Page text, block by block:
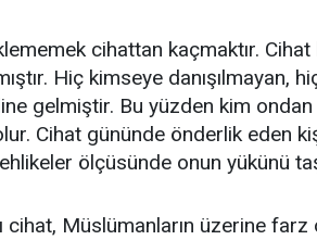
cihattan kaçmaktır.
Hiç kimseye danışılmayan,
gelmiştir. Bu yüzden kim
Cihat gününde önderlik eden
ölçüsünde onun yükünü
cihat, Müslümanların üzerine farz